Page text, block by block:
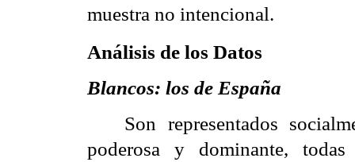
muestra no intencional.
Análisis de los Datos
Blancos: los de España
Son representados
poderosa y dominante,